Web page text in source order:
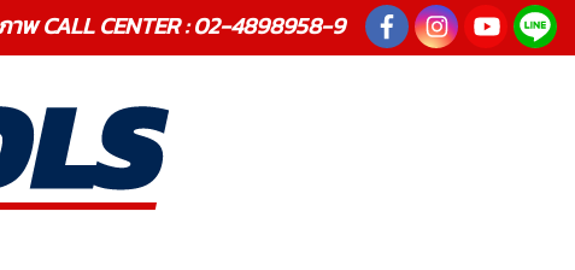
พ CALL CENTER : 02-4898958-9